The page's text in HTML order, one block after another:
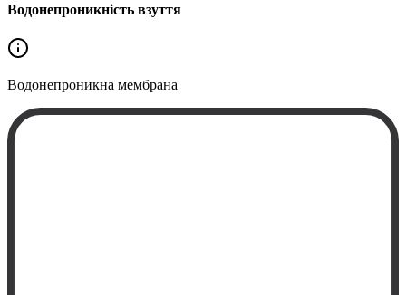
Водонепроникність взуття
Водонепроникна мембрана